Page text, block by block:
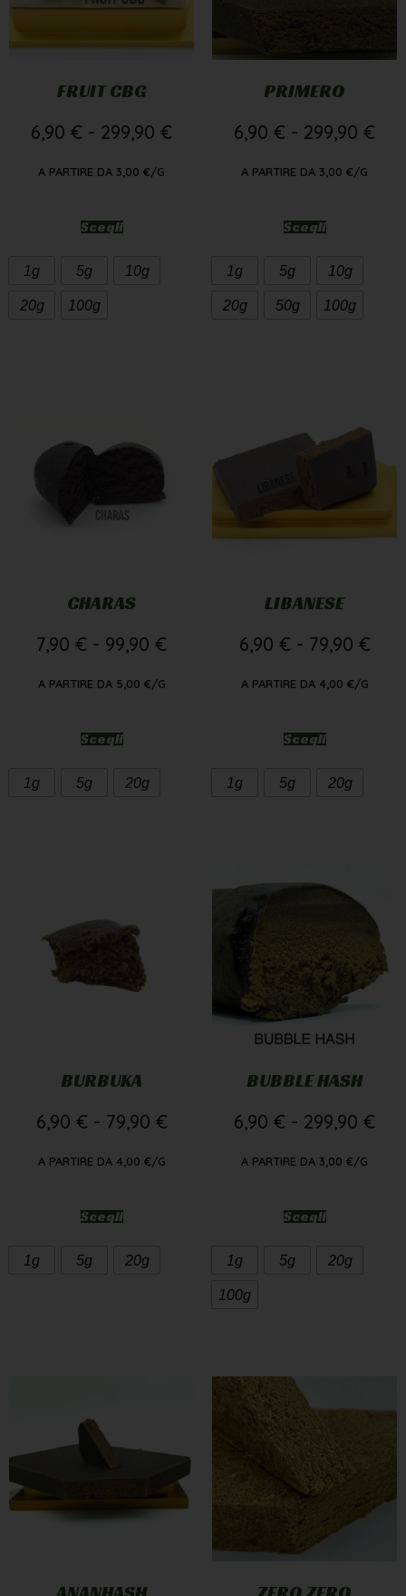
FRUIT CBG
6,90 € - 299,90 €
A PARTIRE DA 3,00 €/G
Scegli
1g 5g 10g
20g 100g
PRIMERO
6,90 € - 299,90 €
A PARTIRE DA 3,00 €/G
Scegli
1g 5g 10g
20g 50g 100g
CHARAS
7,90 € - 99,90 €
A PARTIRE DA 5,00 €/G
Scegli
1g 5g 20g
LIBANESE
6,90 € - 79,90 €
A PARTIRE DA 4,00 €/G
Scegli
1g 5g 20g
BURBUKA
6,90 € - 79,90 €
A PARTIRE DA 4,00 €/G
Scegli
1g 5g 20g
BUBBLE HASH
6,90 € - 299,90 €
A PARTIRE DA 3,00 €/G
Scegli
1g 5g 20g
100g